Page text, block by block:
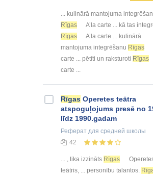
... kulinārā mantojuma
Rīgas
A’la carte ... kā tas
Rīgas
A’la carte ... kulinārā
mantojuma integrēšanu Rīgas
carte ... pētīti un raksturoti Rīgas
carte ...
Rīgas Operetes teātra
atspoguļojums presē no
līdz 1990.gadam
Реферат для средней школы
42
... , tika izzināts Rīgas
teātris, ... personību talantos.